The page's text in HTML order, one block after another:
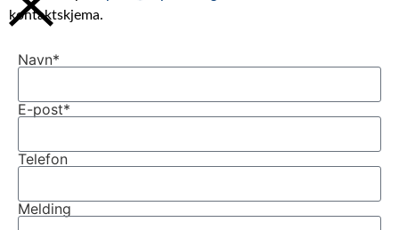
kontaktskjema.
Navn*
E-post*
Telefon
Melding